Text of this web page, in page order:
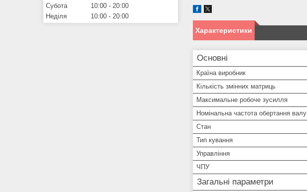
Характеристики
Основні
Країна виробник
Кількість змінних матриць
Максимальне робоче зусилля
Номінальна частота обертання валу
Стан
Тип кування
Управління
ЧПУ
Загальні параметри
Субота
10:00
20:00
Неділя
10:00 20:00